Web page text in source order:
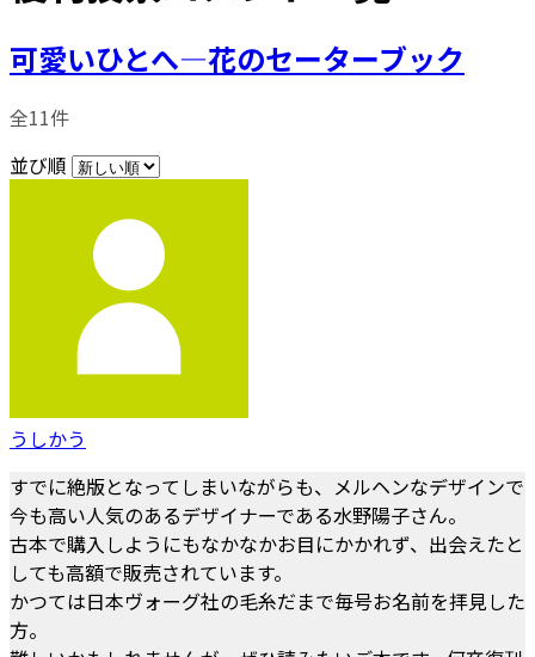
可愛いひとへ―花のセーターブック
全11件
並び順
うしかう
すでに絶版となってしまいながらも、メルヘンなデザインで
今も高い人気のあるデザイナーである水野陽子さん。
古本で購入しようにもなかなかお目にかかれず、出会えたと
しても高額で販売されています。
かつては日本ヴォーグ社の毛糸だまで毎号お名前を拝見した
方。